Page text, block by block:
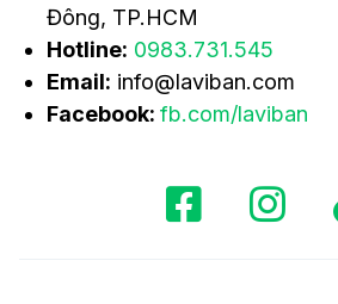
Đông, TP.HCM
Hotline: 0983.731.545
Email: info@laviban.com
Facebook:fb.com/laviban